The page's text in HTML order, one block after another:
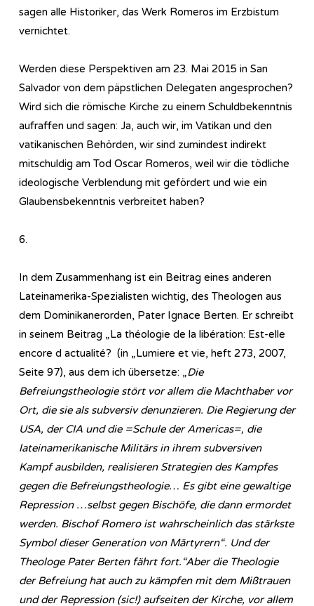
sagen alle Historiker, das Werk Romeros im Erzbistum
vernichtet.
Werden diese Perspektiven am 23. Mai 2015 in San
Salvador von dem päpstlichen Delegaten angesprochen?
Wird sich die römische Kirche zu einem Schuldbekenntnis
aufraffen und sagen: Ja, auch wir, im Vatikan und den
vatikanischen Behörden, wir sind zumindest indirekt
mitschuldig am Tod Oscar Romeros, weil wir die tödliche
ideologische Verblendung mit gefördert und wie ein
Glaubensbekenntnis verbreitet haben?
6.
In dem Zusammenhang ist ein Beitrag eines anderen
Lateinamerika-Spezialisten wichtig, des Theologen aus
dem Dominikanerorden, Pater Ignace Berten. Er schreibt
in seinem Beitrag „La théologie de la libération: Est-elle
encore d actualité? (in „Lumiere et vie, heft 273, 2007,
Seite 97), aus dem ich übersetze: „Die
Befreiungstheologie stört vor allem die Machthaber vor
Ort, die sie als subversiv denunzieren. Die Regierung der
USA, der CIA und die =Schule der Americas=, die
lateinamerikanische Militärs in ihrem subversiven
Kampf ausbilden, realisieren Strategien des Kampfes
gegen die Befreiungstheologie… Es gibt eine gewaltige
Repression …selbst gegen Bischöfe, die dann ermordet
werden. Bischof Romero ist wahrscheinlich das stärkste
Symbol dieser Generation von Märtyrern“. Und der
Theologe Pater Berten fährt fort.“Aber die Theologie
der Befreiung hat auch zu kämpfen mit dem Mißtrauen
und der Repression (sic!) aufseiten der Kirche, vor allem